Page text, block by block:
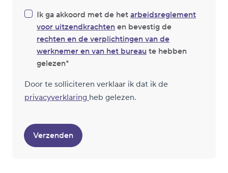
Ik ga akkoord met de het arbeidsreglement
voor uitzendkrachten en bevestig de
rechten en de verplichtingen van de
werknemer en van het bureau te hebben
gelezen
Door te solliciteren verklaar ik dat ik de
privacyverklaring heb gelezen.
Verzenden